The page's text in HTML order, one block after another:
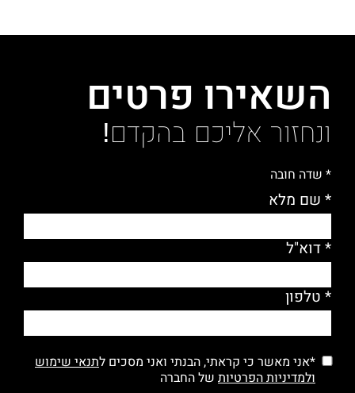
השאירו פרטים
ונחזור אליכם בהקדם!
* שדה חובה
* שם מלא
* דוא"ל
* טלפון
*אני מאשר כי קראתי, הבנתי ואני מסכים לתנאי שימוש
ולמדיניות הפרטיות של החברה